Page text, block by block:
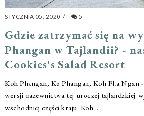
STYCZNIA 05, 2020 / 5
Gdzie zatrzymać się na
Phangan w Tajlandii? -
Cookies's Salad Resort
Koh Phangan, Ko Phangan, Koh Pha Ngan
wersji nazewnictwa tej uroczej tajlandzkiej
wschodniej części kraju. Koh...